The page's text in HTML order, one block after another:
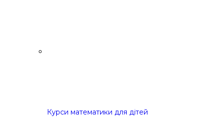
Курси математики для дітей